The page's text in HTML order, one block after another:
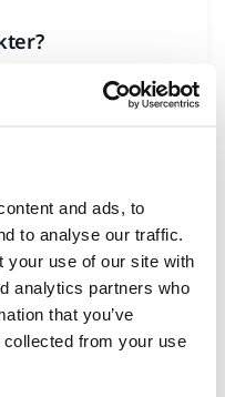
and ads, to
to analyse our traffic.
your use of our site with
analytics partners who
that you’ve
collected from your use
unntak av Svalbard.
sendt til en
enn
bestillingen i